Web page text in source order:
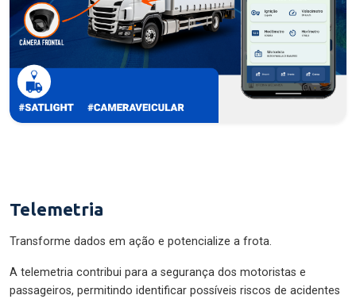
Telemetria
Transforme dados em ação e potencialize a frota.
A telemetria contribui para a segurança dos motoristas e
passageiros, permitindo identificar possíveis riscos de acidentes